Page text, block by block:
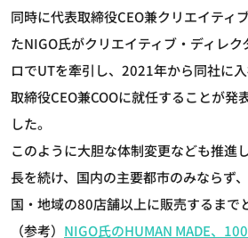
同時に代表取締役CEO兼クリエイティ
たNIGO氏がクリエイティブ・ディレ
ロでUTを牽引し、2021年から同社に
取締役CEO兼COOに就任することが発
した。
このように大胆な体制変更なども推進
長を続け、国内の主要都市のみならず
国・地域の80店舗以上に販売するまで
（参考） NIGO氏のHUMAN MADE、